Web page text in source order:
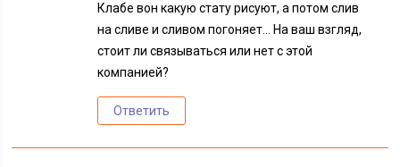
Клабе вон какую стату рисуют, а потом слив
на сливе и сливом погоняет… На ваш взгляд,
стоит ли связываться или нет с этой
компанией?
Ответить